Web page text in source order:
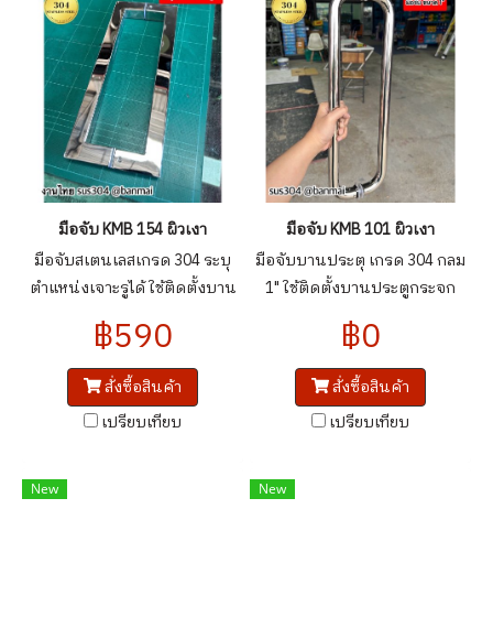
มือจับ KMB 154 ผิวเงา
มือจับสเตนเลสเกรด 304 ระบุ
ตำแหน่งเจาะรูได้ ใช้ติดตั้งบาน
ประตูกระจก อลูมิเนียม ไม้ เหล็ก
สเตนเลส
฿590
สั่งซื้อสินค้า
เปรียบเทียบ
มือจับ KMB 101 ผิวเงา
มือจับบานประตุ เกรด 304 กลม
1" ใช้ติดตั้งบานประตูกระจก
อลูมิเนียม ไม้
฿0
สั่งซื้อสินค้า
เปรียบเทียบ
New New